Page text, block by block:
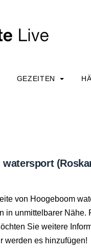
GEZEITEN
von Hoogeboom
in unmittelbarer
Sie weitere
werden es hinzufügen!